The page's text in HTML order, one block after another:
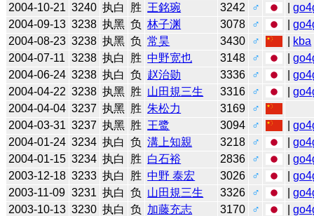
2004-10-21 3240 执白 胜 王銘琬 3242 ♂ |
2004-09-13 3238 执黑 负 林子渊 3078 ♂ |
2004-08-23 3238 执黑 负 常昊 3430 ♂ kba
2004-07-11 3238 执白 胜 中野宽也 3148 ♂ |
2004-06-24 3238 执白 负 赵治勋 3336 ♂ |
2004-04-22 3238 执黑 胜 山田規三生 3316 ♂ |
2004-04-04 3237 执黑 胜 朱松力 3169
♂
2004-03-31 3237 执黑 胜 王鹭 3094 ♂ |
2004-01-24 3234 执白 负 溝上知親 3218 ♂ |
2004-01-15 3234 执白 胜 白石裕 2836 ♂ |
2003-12-18 3233 执白 胜 中野 泰宏 3026 ♂ |
2003-11-09 3231 执白 负 山田規三生 3326 ♂ |
2003-10-13 3230 执白 负 加藤充志 3170 ♂ |